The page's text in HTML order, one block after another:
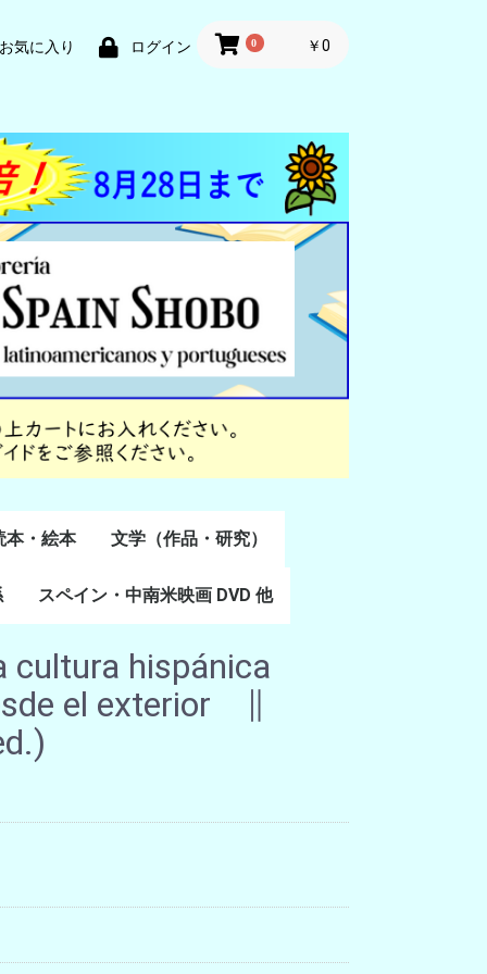
お気に入り ログイン 0 ￥0
本・絵本 文学（作品・研究）
スペイン語文学
ポルトガル語文学
カタルーニャ文学
バスク文学
その他
スペイン・中南米映画 DVD 他
cultura hispánica
el exterior ∥